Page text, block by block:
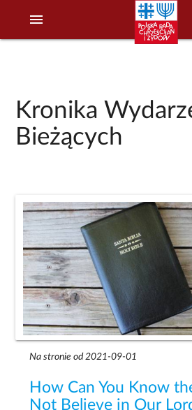
menu
Kronika
Bieżących
Na stronie od 2021-09-01
How Can You Know
Not Believe in Our